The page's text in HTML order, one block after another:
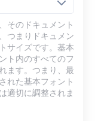
そのドキュメント
つまりドキュメン
サイズです。基本
ト内のすべてのフ
ます。つまり、最
れた基本フォント
適切に調整されま